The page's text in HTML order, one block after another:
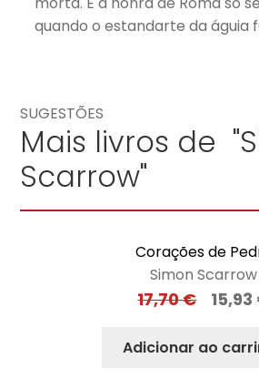
quando o estandarte da águia
SUGESTÕES
Mais livros de
Scarrow"
Corações de
Simon Scarrow
17,70€ 15,93
Adicionar ao